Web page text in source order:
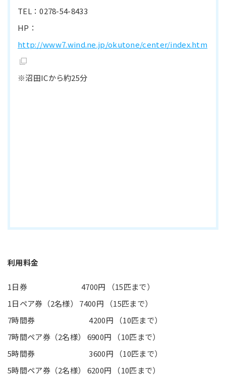
TEL：0278-54-8433
HP：
http://www7.wind.ne.jp/okutone/center/index.htm
※沼田ICから約25分
利用料金
1日券 4700円 （15匹まで）
1日ペア券（2名様） 7400円 （15匹まで）
7時間券 4200円 （10匹まで）
7時間ペア券（2名様） 6900円 （10匹まで）
5時間券 3600円 （10匹まで）
5時間ペア券（2名様） 6200円 （10匹まで）